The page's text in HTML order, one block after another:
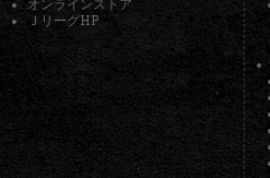
オンラインストア
ＪリーグHP